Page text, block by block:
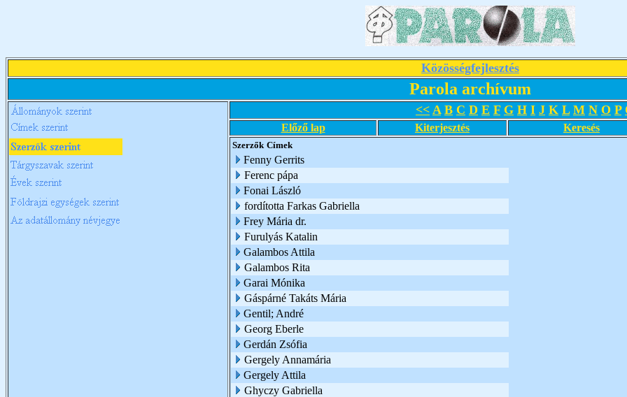
Közösségfejlesztés
Parola archívum
<< A B C D E F G H I J K L M N O P
Előző lap Kiterjesztés Keresés
Szerzők Címek
Fenny Gerrits
Ferenc pápa
Fonai László
fordította Farkas Gabriella
Frey Mária dr.
Furulyás Katalin
Galambos Attila
Galambos Rita
Garai Mónika
Gáspárné Takáts Mária
Gentil; André
Georg Eberle
Gerdán Zsófia
Gergely Annamária
Gergely Attila
Ghyczy Gabriella